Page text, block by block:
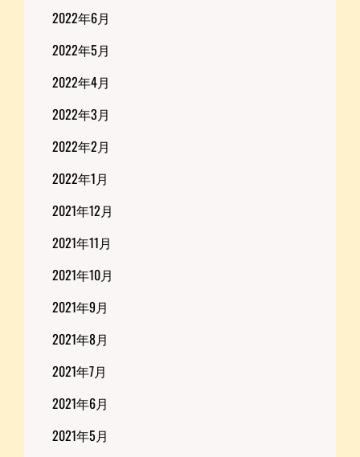
2022年6月
2022年5月
2022年4月
2022年3月
2022年2月
2022年1月
2021年12月
2021年11月
2021年10月
2021年9月
2021年8月
2021年7月
2021年6月
2021年5月